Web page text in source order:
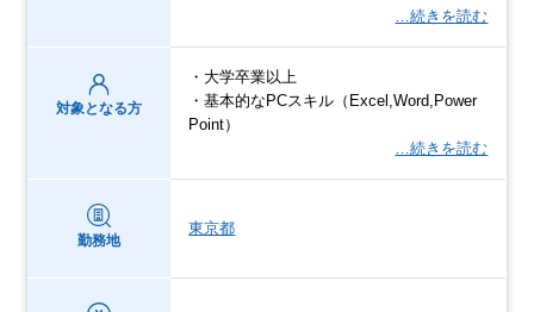
…続きを読む
対象となる方
・大学卒業以上
・基本的なPCスキル（Excel,Word,Power
Point）
…続きを読む
勤務地
東京都